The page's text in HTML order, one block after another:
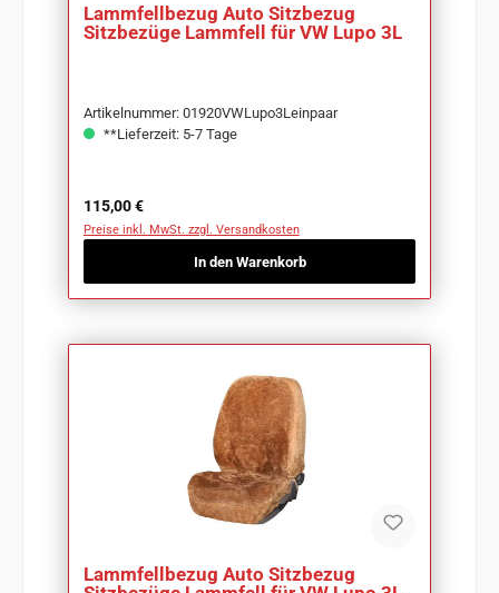
Lammfellbezug Auto Sitzbezug
Sitzbezüge Lammfell für VW Lupo 3L
Artikelnummer: 01920VWLupo3Leinpaar
**Lieferzeit: 5-7 Tage
Regulärer Preis:
115,00 €
Preise inkl. MwSt. zzgl. Versandkosten
In den Warenkorb
Lammfellbezug Auto Sitzbezug